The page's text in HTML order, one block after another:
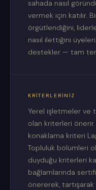
sahada nasıl
vermek için katılır.
örgütlendiğini,
nasıl ilettiğini
destekler — tam
KRITERLERINIZ
Yerel işletmeler ve
olan kriterleri
konaklama kriteri
Topluluk bölümleri
duyduğu kriterleri
bağlamlarında
önererek,